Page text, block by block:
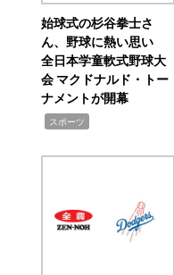
始球式の杉谷拳士さ
ん、野球に熱い思い
全日本学童軟式野球大
会 マクドナルド・トー
ナメントが開幕
スポーツ